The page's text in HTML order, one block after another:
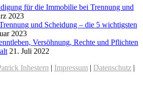
für die Immobilie bei Trennung und
2023
und Scheidung – die 5 wichtigsten
2023
Versöhnung, Rechte und Pflichten
21. Juli 2022
Inhestern | Impressum | Datenschutz |